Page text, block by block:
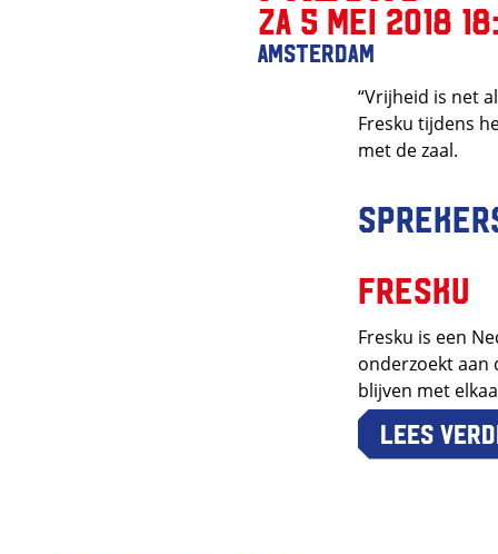
za 5 mei 2018
Amsterdam
“Vrijheid is net
Fresku tijdens
met de zaal.
Fresku
Fresku is een
onderzoekt aan
blijven met
Lees